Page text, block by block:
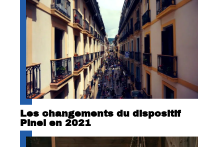
Les changements du dispositif
Pinel en 2021